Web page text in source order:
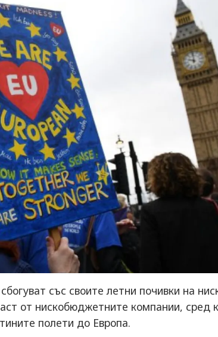
със своите летни почивки на
от нискобюджетните компании, сред
полети до Европа.